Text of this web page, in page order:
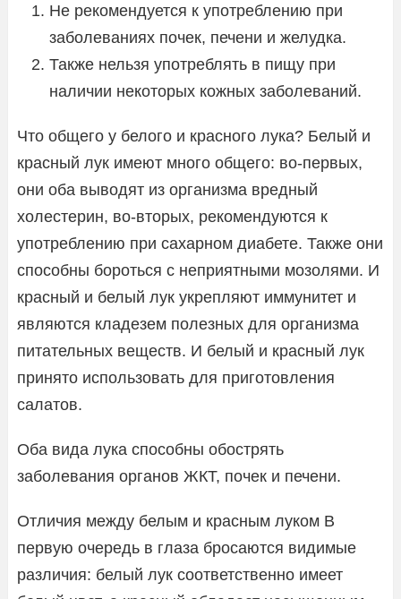
Не рекомендуется к употреблению при
заболеваниях почек, печени и желудка.
Также нельзя употреблять в пищу при
наличии некоторых кожных заболеваний.
Что общего у белого и красного лука? Белый и
красный лук имеют много общего: во-первых,
они оба выводят из организма вредный
холестерин, во-вторых, рекомендуются к
употреблению при сахарном диабете. Также они
способны бороться с неприятными мозолями. И
красный и белый лук укрепляют иммунитет и
являются кладезем полезных для организма
питательных веществ. И белый и красный лук
принято использовать для приготовления
салатов.
Оба вида лука способны обострять
заболевания органов ЖКТ, почек и печени.
Отличия между белым и красным луком В
первую очередь в глаза бросаются видимые
различия: белый лук соответственно имеет